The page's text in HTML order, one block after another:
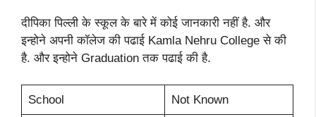
दीपिका पिल्ली के स्कूल के बारे में कोई जानकारी नहीं है. और
इन्होने अपनी कॉलेज की पढाई Kamla Nehru College से की
है. और इन्होने Graduation तक पढाई की है.
School Not Known